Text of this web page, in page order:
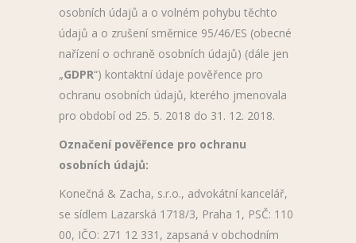
osobních údajů a o volném pohybu těchto
údajů a o zrušení směrnice 95/46/ES (obecné
nařízení o ochraně osobních údajů) (dále jen
„GDPR“) kontaktní údaje pověřence pro
ochranu osobních údajů, kterého jmenovala
pro období od 25. 5. 2018 do 31. 12. 2018.
Označení pověřence pro ochranu
osobních údajů:
Konečná & Zacha, s.r.o., advokátní kancelář,
se sídlem Lazarská 1718/3, Praha 1, PSČ: 110
00, IČO: 271 12 331, zapsaná v obchodním